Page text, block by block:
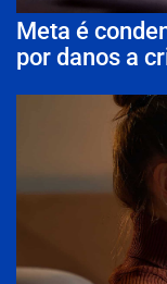
Meta é
por danos a